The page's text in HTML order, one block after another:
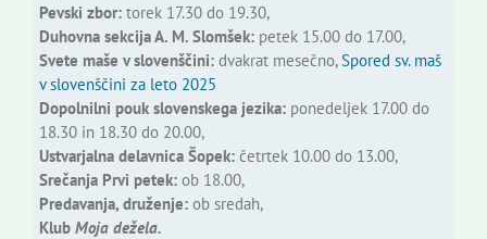
Pevski zbor:torek 17.30 do 19.30,
Duhovna sekcija A. M. Slomšek:petek 15.00 do 17.00,
Svete maše v slovenščini:dvakrat mesečno,Spored sv. maš
v slovenščini za leto 2025
Dopolnilni pouk slovenskega jezika:ponedeljek 17.00 do
18.30 in 18.30 do 20.00,
Ustvarjalna delavnica Šopek:četrtek 10.00 do 13.00,
Srečanja Prvi petek:ob 18.00,
Predavanja, druženje:ob sredah,
Klub Moja dežela.